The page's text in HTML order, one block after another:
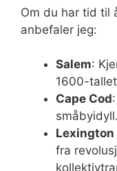
Om du har tid til
anbefaler jeg:
Salem:
1600-
Cape Cod
Lexington
fra